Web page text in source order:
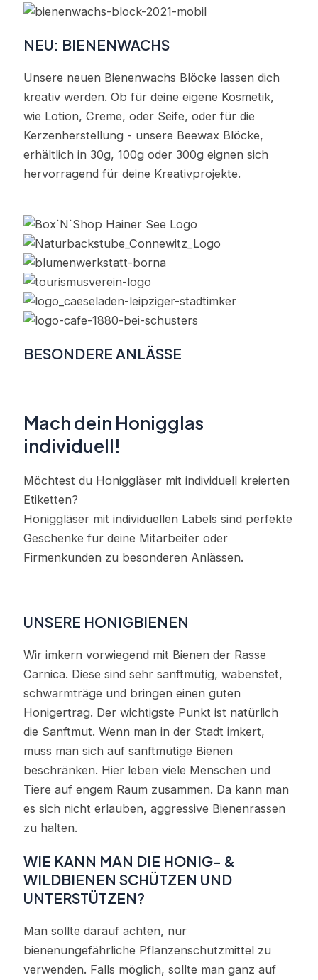
NEU: BIENENWACHS
Unsere neuen Bienenwachs Blöcke lassen dich
kreativ werden. Ob für deine eigene Kosmetik,
wie Lotion, Creme, oder Seife, oder für die
Kerzenherstellung - unsere Beewax Blöcke,
erhältlich in 30g, 100g oder 300g eignen sich
hervorragend für deine Kreativprojekte.
BESONDERE ANLÄSSE
Mach dein Honigglas
individuell!
Möchtest du Honiggläser mit individuell kreierten
Etiketten?
Honiggläser mit individuellen Labels sind perfekte
Geschenke für deine Mitarbeiter oder
Firmenkunden zu besonderen Anlässen.
UNSERE HONIGBIENEN
Wir imkern vorwiegend mit Bienen der Rasse
Carnica. Diese sind sehr sanftmütig, wabenstet,
schwarmträge und bringen einen guten
Honigertrag. Der wichtigste Punkt ist natürlich
die Sanftmut. Wenn man in der Stadt imkert,
muss man sich auf sanftmütige Bienen
beschränken. Hier leben viele Menschen und
Tiere auf engem Raum zusammen. Da kann man
es sich nicht erlauben, aggressive Bienenrassen
zu halten.
WIE KANN MAN DIE HONIG- &
WILDBIENEN SCHÜTZEN UND
UNTERSTÜTZEN?
Man sollte darauf achten, nur
bienenungefährliche Pflanzenschutzmittel zu
verwenden. Falls möglich, sollte man ganz auf